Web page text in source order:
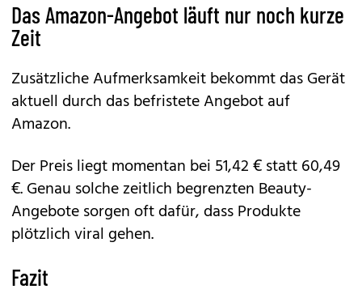
Das Amazon-Angebot läuft nur noch kurze
Zeit
Zusätzliche Aufmerksamkeit bekommt das Gerät
aktuell durch das befristete Angebot auf
Amazon.
Der Preis liegt momentan bei 51,42 € statt 60,49
€. Genau solche zeitlich begrenzten Beauty-
Angebote sorgen oft dafür, dass Produkte
plötzlich viral gehen.
Fazit